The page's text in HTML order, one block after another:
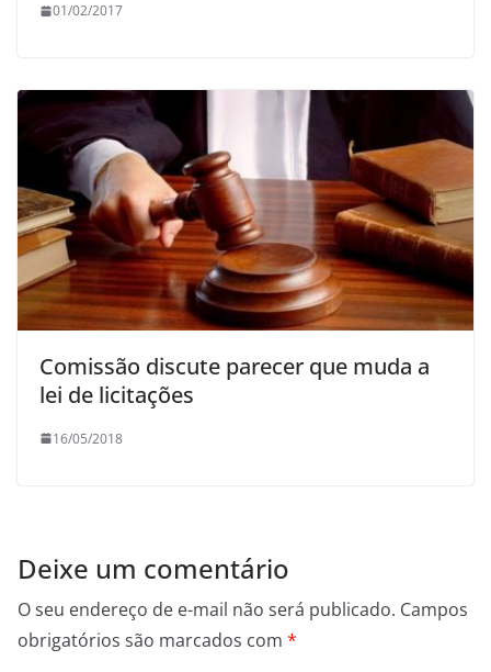
01/02/2017
Comissão discute parecer que muda a
lei de licitações
16/05/2018
Deixe um comentário
O seu endereço de e-mail não será publicado. Campos
obrigatórios são marcados com *